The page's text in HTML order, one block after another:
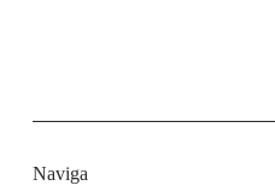
Naviga